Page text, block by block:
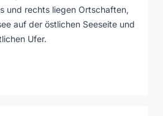
und rechts liegen Ortschaften,
auf der östlichen Seeseite und
Ufer.